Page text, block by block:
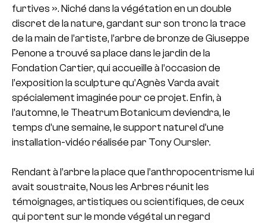
furtives ». Niché dans la végétation en un double
discret de la nature, gardant sur son tronc la trace
de la main de l’artiste, l’arbre de bronze de Giuseppe
Penone a trouvé sa place dans le jardin de la
Fondation Cartier, qui accueille à l’occasion de
l’exposition la sculpture qu’Agnès Varda avait
spécialement imaginée pour ce projet. Enfin, à
l’automne, le Theatrum Botanicum deviendra, le
temps d’une semaine, le support naturel d’une
installation-vidéo réalisée par Tony Oursler.
Rendant à l’arbre la place que l’anthropocentrisme lui
avait soustraite, Nous les Arbres réunit les
témoignages, artistiques ou scientifiques, de ceux
qui portent sur le monde végétal un regard